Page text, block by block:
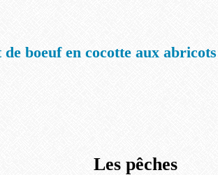
boeuf en cocotte aux
Les pêches